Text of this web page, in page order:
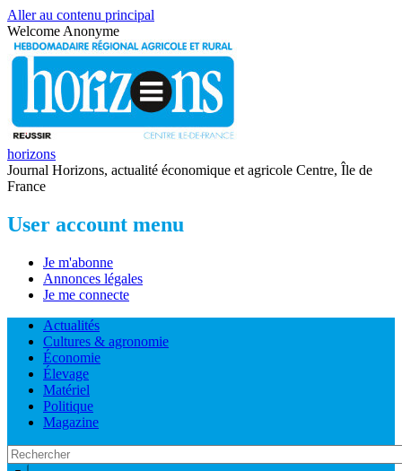
Aller au contenu principal
Welcome Anonyme
horizons
Journal Horizons, actualité économique et agricole Centre, Île de
France
User account menu
Je m'abonne
Annonces légales
Je me connecte
Actualités
Cultures & agronomie
Économie
Élevage
Matériel
Politique
Magazine